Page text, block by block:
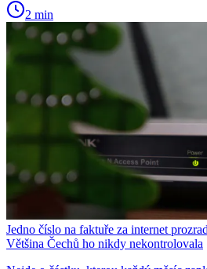
2 min
Jedno číslo na faktuře za internet
Většina Čechů ho nikdy nekontrolovala